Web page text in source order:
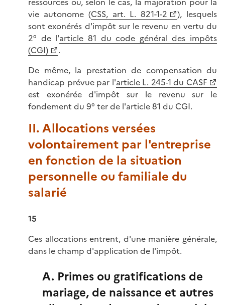
vie autonome (CSS, art. L. 821-1-2
), lesquels
sont exonérés d'impôt sur le revenu en vertu du
2° de l'article 81 du code général des impôts
(CGI)
.
De même, la prestation de compensation du
handicap prévue par l'article L. 245-1 du CASF
est exonérée d'impôt sur le revenu sur le
fondement du 9° ter de l'article 81 du CGI.
II. Allocations versées
volontairement par l'entreprise
en fonction de la situation
personnelle ou familiale du
salarié
15
Ces allocations entrent, d'une manière générale,
dans le champ d'application de l'impôt.
A. Primes ou gratifications de
mariage, de naissance et autres